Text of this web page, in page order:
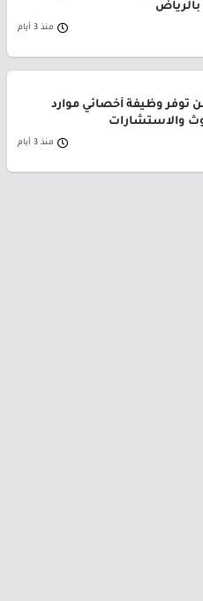
بالرياض
منذ 3 أيام
توفر وظيفة أخصائي موارد
والاستشارات
منذ 3 أيام